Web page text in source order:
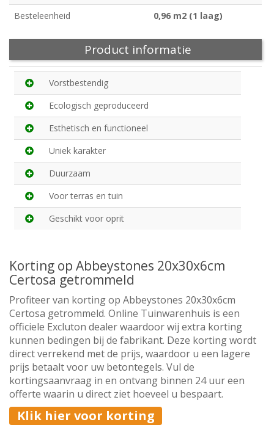
Besteleenheid
0,96 m2 (1 laag)
Product informatie
Vorstbestendig
Ecologisch geproduceerd
Esthetisch en functioneel
Uniek karakter
Duurzaam
Voor terras en tuin
Geschikt voor oprit
Korting op Abbeystones 20x30x6cm
Certosa getrommeld
Profiteer van korting op Abbeystones 20x30x6cm
Certosa getrommeld. Online Tuinwarenhuis is een
officiele Excluton dealer waardoor wij extra korting
kunnen bedingen bij de fabrikant. Deze korting wordt
direct verrekend met de prijs, waardoor u een lagere
prijs betaalt voor uw betontegels. Vul de
kortingsaanvraag in en ontvang binnen 24 uur een
offerte waarin u direct ziet hoeveel u bespaart.
Klik hier voor korting